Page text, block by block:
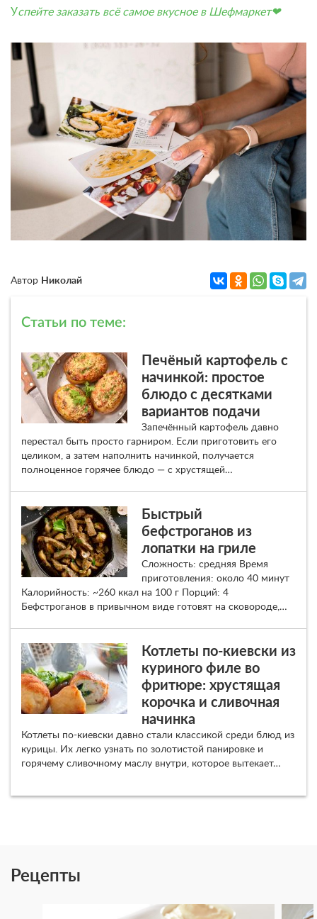
Успейте заказать всё самое вкусное в Шефмаркет❤
Автор Николай
Статьи по теме:
Печёный картофель с
начинкой: простое
блюдо с десятками
вариантов подачи
Запечённый картофель давно
перестал быть просто гарниром. Если приготовить его
целиком, а затем наполнить начинкой, получается
полноценное горячее блюдо — с хрустящей…
Быстрый
бефстроганов из
лопатки на гриле
Сложность: средняя Время
приготовления: около 40 минут
Калорийность: ~260 ккал на 100 г Порций: 4
Бефстроганов в привычном виде готовят на сковороде,…
Котлеты по-киевски из
куриного филе во
фритюре: хрустящая
корочка и сливочная
начинка
Котлеты по-киевски давно стали классикой среди блюд из
курицы. Их легко узнать по золотистой панировке и
горячему сливочному маслу внутри, которое вытекает…
Рецепты